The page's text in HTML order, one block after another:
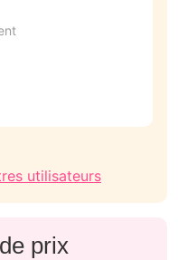
utilisateurs
prix